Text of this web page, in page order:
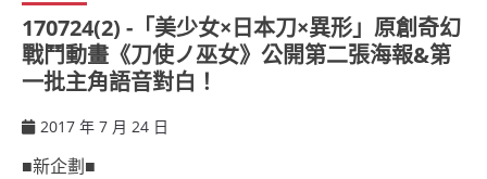
170724(2) -「美少女×日本刀×異形」原創奇幻
戰鬥動畫《刀使ノ巫女》公開第二張海報&第
一批主角語音對白！
2017 年 7 月 24 日
■新企劃■